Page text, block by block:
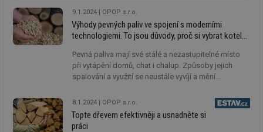
9.1.2024 OPOP s.r.o.
Výhody pevných paliv ve spojení s moderními
technologiemi. To jsou důvody, proč si vybrat kotel
Pevná paliva mají své stálé a nezastupitelné místo
při vytápění domů, chat i chalup. Způsoby jejich
spalování a využití se neustále vyvíjí a mění
prvky nabízí moderní kotle na tuhá paliva značky
OPOP.
8.1.2024 OPOP s.r.o.
Topte dřevem efektivněji a usnadněte si
práci